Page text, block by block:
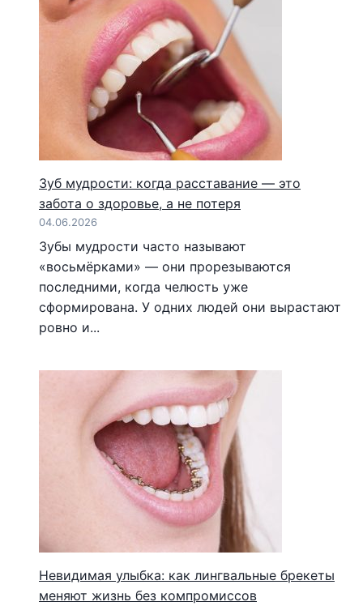
Зуб мудрости: когда расставание — это
забота о здоровье, а не потеря
04.06.2026
Зубы мудрости часто называют
«восьмёрками» — они прорезываются
последними, когда челюсть уже
сформирована. У одних людей они вырастают
ровно и...
Невидимая улыбка: как лингвальные брекеты
меняют жизнь без компромиссов